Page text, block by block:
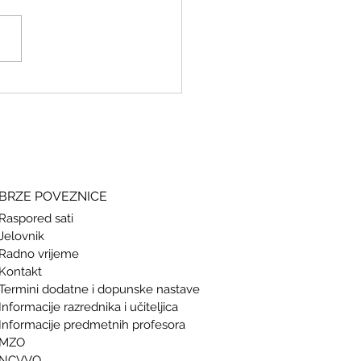
BRZE POVEZNICE
Raspored sati
Radno vrijeme
Kontakt
dodatne i dopunske nastave
Informacije razrednika i učiteljica
Informacije predmetnih profesora
MZO